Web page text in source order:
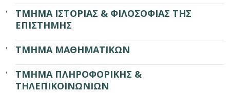
ΤΜΗΜΑ ΙΣΤΟΡΙΑΣ & ΦΙΛΟΣΟΦΙΑΣ ΤΗΣ
ΕΠΙΣΤΗΜΗΣ
ΤΜΗΜΑ ΜΑΘΗΜΑΤΙΚΩΝ
ΤΜΗΜΑ ΠΛΗΡΟΦΟΡΙΚΗΣ &
ΤΗΛΕΠΙΚΟΙΝΩΝΙΩΝ